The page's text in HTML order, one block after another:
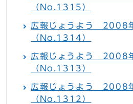
（No.1315）
広報じょうよう 2008
（No.1314）
広報じょうよう 2008
（No.1313）
広報じょうよう 2008
（No.1312）